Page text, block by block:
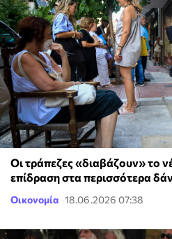
Οι τράπεζες «διαβάζουν» το
επίδραση στα περισσότερα
Οικονομία 18.06.2026 07:38